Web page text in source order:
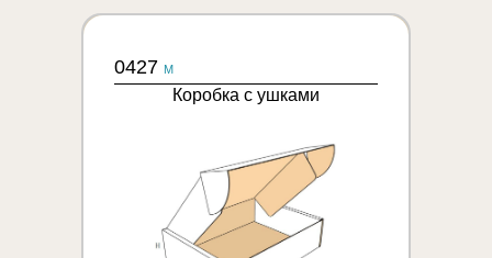
0427 M
Коробка с ушками